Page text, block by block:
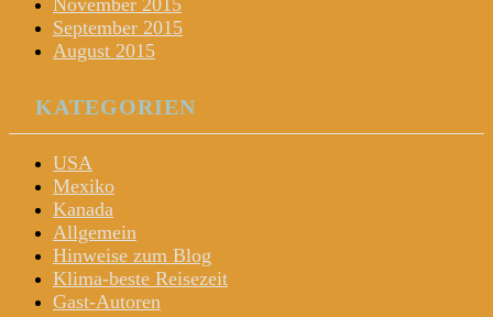
September 2015
August 2015
KATEGORIEN
USA
Mexiko
Kanada
Allgemein
Hinweise zum Blog
Klima-beste Reisezeit
Gast-Autoren